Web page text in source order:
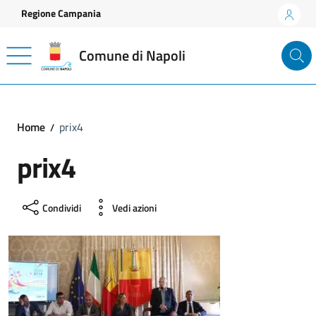
Vai ai contenuti
Vai al footer
Regione Campania
Comune di Napoli
Home prix4
prix4
Condividi Vedi azioni